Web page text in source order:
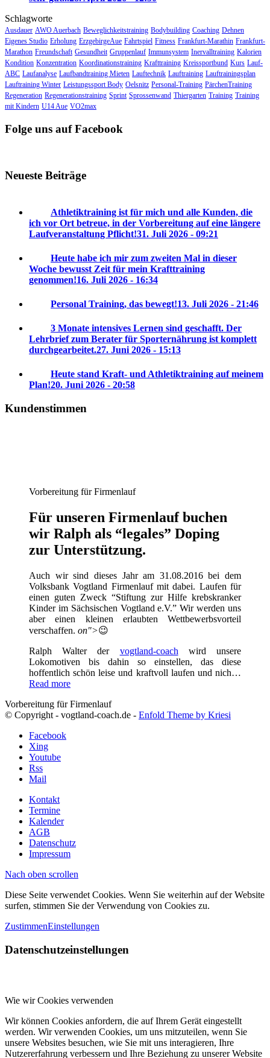
Schlagworte
Ausdauer AWO Auerbach Beweglichkeitstraining Bodybuilding Coaching Dehnen
Eigenes Studio Erholung ErzgebirgeAue Fahrtspiel Fitness Frankfurt-Marathin Frankfurt-
Marathon Freundschaft Gesundheit Gruppenlauf Immunsystem Inervalltraining Kalorien
Kondition Konzentration Koordinationstraining Krafttraining Kreissportbund Kurs Lauf-
ABC Laufanalyse Laufbandtraining Mieten Lauftechnik Lauftraining Lauftrainingsplan
Lauftraining Winter Leistungssport Body Oelsnitz Personal-Training PärchenTraining
Regeneration Regenerationstraining Sprint Sprossenwand Thiergarten Training Training
mit Kindern U14 Aue VO2max
Folge uns auf Facebook
Neueste Beiträge
Athletiktraining ist für mich und alle Kunden, die
ich vor Ort betreue, in der Vorbereitung auf eine längere
Laufveranstaltung Pflicht!31. Juli 2026 - 09:21
Heute habe ich mir zum zweiten Mal in dieser
Woche bewusst Zeit für mein Krafttraining
genommen!16. Juli 2026 - 16:34
Personal Training, das bewegt!13. Juli 2026 - 21:46
3 Monate intensives Lernen sind geschafft. Der
Lehrbrief zum Berater für Sporternährung ist komplett
durchgearbeitet.27. Juni 2026 - 15:13
Heute stand Kraft- und Athletiktraining auf meinem
Plan!20. Juni 2026 - 20:58
Kundenstimmen
Vorbereitung für Firmenlauf
Für unseren Firmenlauf buchen
wir Ralph als “legales” Doping
zur Unterstützung.
Auch wir sind dieses Jahr am 31.08.2016 bei dem
Volksbank Vogtland Firmenlauf mit dabei. Laufen für
einen guten Zweck “Stiftung zur Hilfe krebskranker
Kinder im Sächsischen Vogtland e.V.” Wir werden uns
aber einen kleinen erlaubten Wettbewerbsvorteil
verschaffen. on">😉
Ralph Walter der vogtland-coach wird unsere
Lokomotiven bis dahin so einstellen, das diese
hoffentlich schön leise und kraftvoll laufen und nich…
Read more
Vorbereitung für Firmenlauf
© Copyright - vogtland-coach.de - Enfold Theme by Kriesi
Facebook
Xing
Youtube
Rss
Mail
Kontakt
Termine
Kalender
AGB
Datenschutz
Impressum
Nach oben scrollen
Diese Seite verwendet Cookies. Wenn Sie weiterhin auf der Website
surfen, stimmen Sie der Verwendung von Cookies zu.
ZustimmenEinstellungen
Datenschutzeinstellungen
Wie wir Cookies verwenden
Wir können Cookies anfordern, die auf Ihrem Gerät eingestellt
werden. Wir verwenden Cookies, um uns mitzuteilen, wenn Sie
unsere Websites besuchen, wie Sie mit uns interagieren, Ihre
Nutzererfahrung verbessern und Ihre Beziehung zu unserer Website